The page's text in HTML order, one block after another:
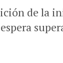
de la